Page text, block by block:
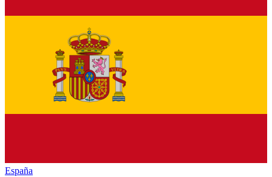
España